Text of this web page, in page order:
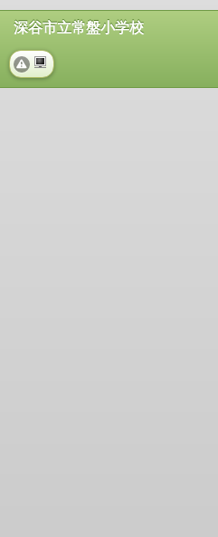
深谷市立常盤小学校